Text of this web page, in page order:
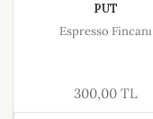
PUT
Espresso Fincanı
300,00 TL